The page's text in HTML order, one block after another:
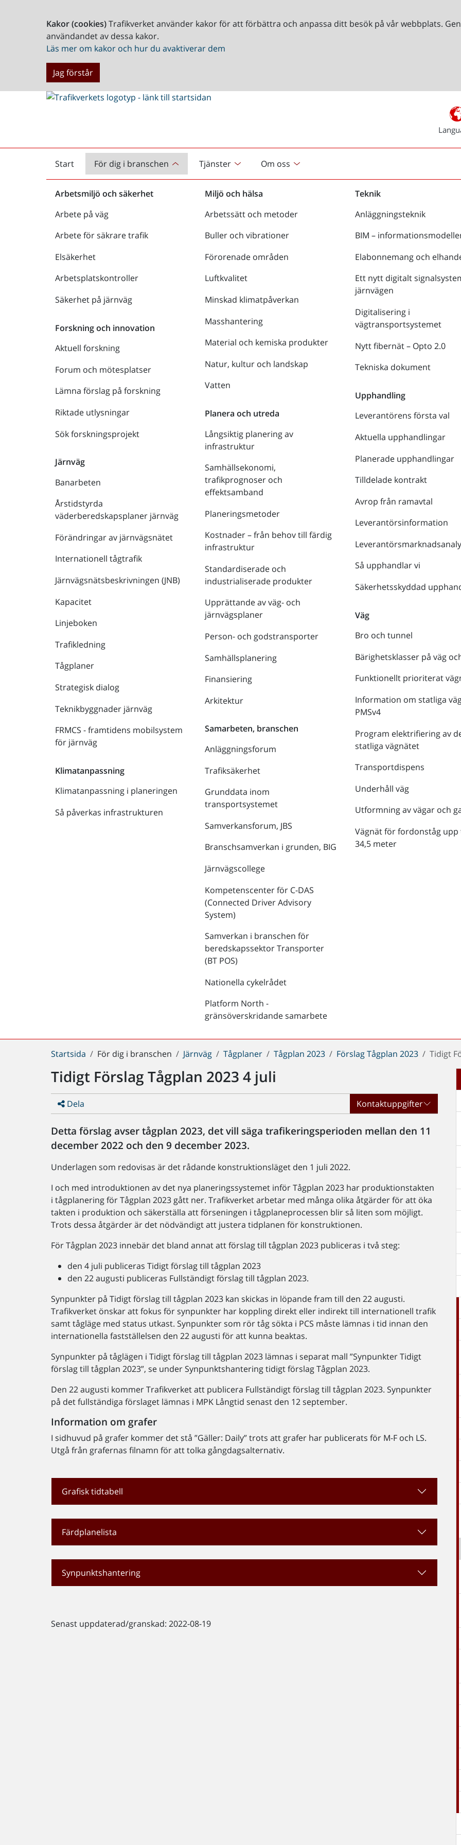
Kakor (cookies)Trafikverket använder kakor för att förbättra och anpassa ditt besök på vår webbplats.
användandet av dessa kakor.
Läs mer om kakor och hur du avaktiverar dem
Jag förstår
Start
Startsida För dig i branschen Tjänster Om oss
Arbetsmiljö och säkerhet
Arbete på väg
Arbete för säkrare trafik
Elsäkerhet
Arbetsplatskontroller
Säkerhet på järnväg
Forskning och innovation
Aktuell forskning
Forum och mötesplatser
Lämna förslag på forskning
Riktade utlysningar
Sök forskningsprojekt
Järnväg
Banarbeten
Årstidstyrda
väderberedskapsplaner järnväg
Förändringar av järnvägsnätet
Internationell tågtrafik
Järnvägsnätsbeskrivningen (JNB)
Kapacitet
Linjeboken
Trafikledning
Tågplaner
Strategisk dialog
Teknikbyggnader järnväg
FRMCS - framtidens mobilsystem
för järnväg
Klimatanpassning
Klimatanpassning i planeringen
Så påverkas infrastrukturen
Miljö och hälsa
Arbetssätt och metoder
Buller och vibrationer
Förorenade områden
Luftkvalitet
Minskad klimatpåverkan
Masshantering
Material och kemiska produkter
Natur, kultur och landskap
Vatten
Planera och utreda
Långsiktig planering av
infrastruktur
Samhällsekonomi,
trafikprognoser och
effektsamband
Planeringsmetoder
Kostnader – från behov till färdig
infrastruktur
Standardiserade och
industrialiserade produkter
Upprättande av väg- och
järnvägsplaner
Person- och godstransporter
Samhällsplanering
Finansiering
Arkitektur
Samarbeten, branschen
Anläggningsforum
Trafiksäkerhet
Grunddata inom
transportsystemet
Samverkansforum, JBS
Branschsamverkan i grunden, BIG
Järnvägscollege
Kompetenscenter för C-DAS
(Connected Driver Advisory
System)
Samverkan i branschen för
beredskapssektor Transporter
(BT POS)
Nationella cykelrådet
Platform North -
gränsöverskridande samarbete
Teknik
Anläggningsteknik
BIM –
Elabonnemang och
Ett nytt digitalt
järnvägen
Digitalisering i
vägtransportsystemet
Nytt fibernät – Opto 2.0
Tekniska dokument
Upphandling
Leverantörens första val
Aktuella upphandlingar
Planerade upphandlingar
Tilldelade kontrakt
Avrop från ramavtal
Leverantörsinformation
Så upphandlar vi
Säkerhetsskyddad
Väg
Bro och tunnel
Bärighetsklasser på väg
Funktionellt prioriterat
Information om statliga
PMSv4
Program elektrifiering av
statliga vägnätet
Transportdispens
Underhåll väg
Utformning av vägar och
Vägnät för fordonståg upp
34,5 meter
Du
här:
Startsida För dig i branschen Järnväg Tågplaner Tågplan 2023 Förslag Tågplan 2023 Tidigt
Tidigt Förslag Tågplan 2023 4 juli
Dela Kontaktuppgifter
Detta förslag avser tågplan 2023, det vill säga trafikeringsperioden mellan den 11
december 2022 och den 9 december 2023.
Underlagen som redovisas är det rådande konstruktionsläget den 1 juli 2022.
I och med introduktionen av det nya planeringssystemet inför Tågplan 2023 har produktionstakten
i tågplanering för Tågplan 2023 gått ner. Trafikverket arbetar med många olika åtgärder för att öka
takten i produktion och säkerställa att förseningen i tågplaneprocessen blir så liten som möjligt.
Trots dessa åtgärder är det nödvändigt att justera tidplanen för konstruktionen.
För Tågplan 2023 innebär det bland annat att förslag till tågplan 2023 publiceras i två steg:
den 4 juli publiceras Tidigt förslag till tågplan 2023
den 22 augusti publiceras Fullständigt förslag till tågplan 2023.
Synpunkter på Tidigt förslag till tågplan 2023 kan skickas in löpande fram till den 22 augusti.
Trafikverket önskar att fokus för synpunkter har koppling direkt eller indirekt till internationell trafik
samt tågläge med status utkast. Synpunkter som rör tåg sökta i PCS måste lämnas i tid innan den
internationella fastställelsen den 22 augusti för att kunna beaktas.
Synpunkter på tåglägen i Tidigt förslag till tågplan 2023 lämnas i separat mall ”Synpunkter Tidigt
förslag till tågplan 2023”, se under Synpunktshantering tidigt förslag Tågplan 2023.
Den 22 augusti kommer Trafikverket att publicera Fullständigt förslag till tågplan 2023. Synpunkter
på det fullständiga förslaget lämnas i MPK Långtid senast den 12 september.
Information om grafer
I sidhuvud på grafer kommer det stå ”Gäller: Daily” trots att grafer har publicerats för M-F och LS.
Utgå från grafernas filnamn för att tolka gångdagsalternativ.
Grafisk tidtabell
Färdplanelista
Synpunktshantering
Senast uppdaterad/granskad: 2022-08-19